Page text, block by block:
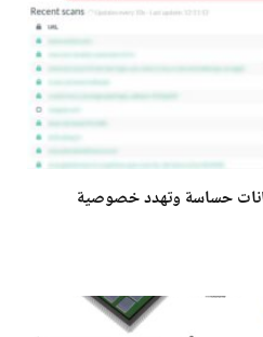
بيانات حساسة وتهدد خصوصية